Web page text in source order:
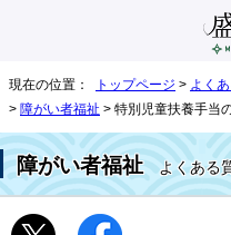
現在の位置： トップページ > よく
> 障がい者福祉 > 特別児童扶養手当
障がい者福祉よくある